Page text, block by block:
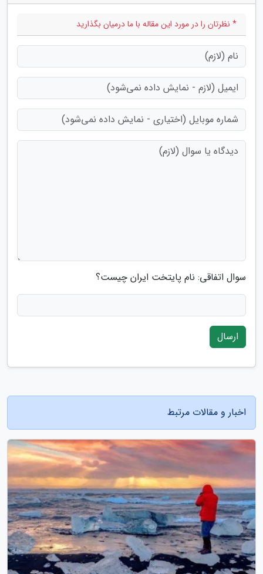
* نظرتان را در مورد این مقاله با ما درمیان بگذارید
سوال اتفاقی: نام پایتخت ایران چیست؟
ارسال
اخبار و مقالات مرتبط